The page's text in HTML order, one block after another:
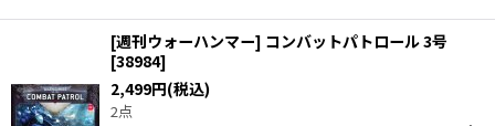
[週刊ウォーハンマー] コンバットパトロール 3号
[38984]
2,499円(税込)
2点